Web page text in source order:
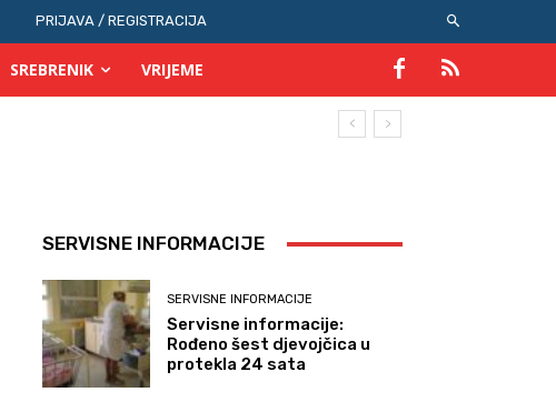
PRIJAVA / REGISTRACIJA
SREBRENIK VRIJEME
SERVISNE INFORMACIJE
SERVISNE INFORMACIJE
Servisne informacije:
Rođeno šest djevojčica u
protekla 24 sata